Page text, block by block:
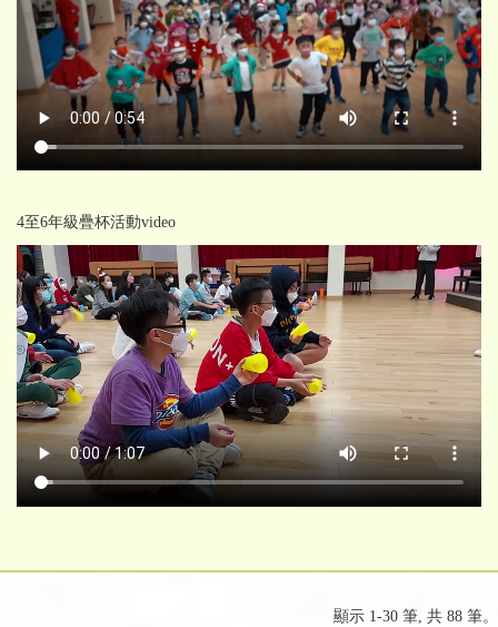
4至6年級疊杯活動video
顯示 1-30 筆, 共 88 筆。